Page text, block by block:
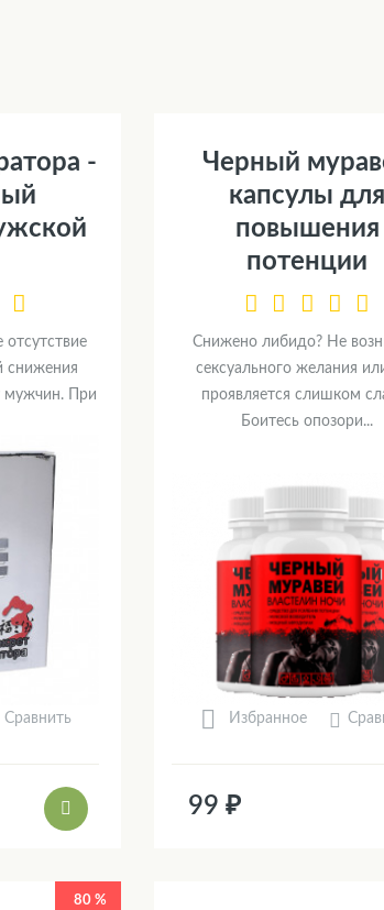
-
отсутствие
снижения
мужчин. При
Сравнить
Черный
капсулы для
повышения
потенции
Снижено либидо? Не
сексуального желания
проявляется слишком
Боитесь опозори...
Избранное
99 ₽
80 %